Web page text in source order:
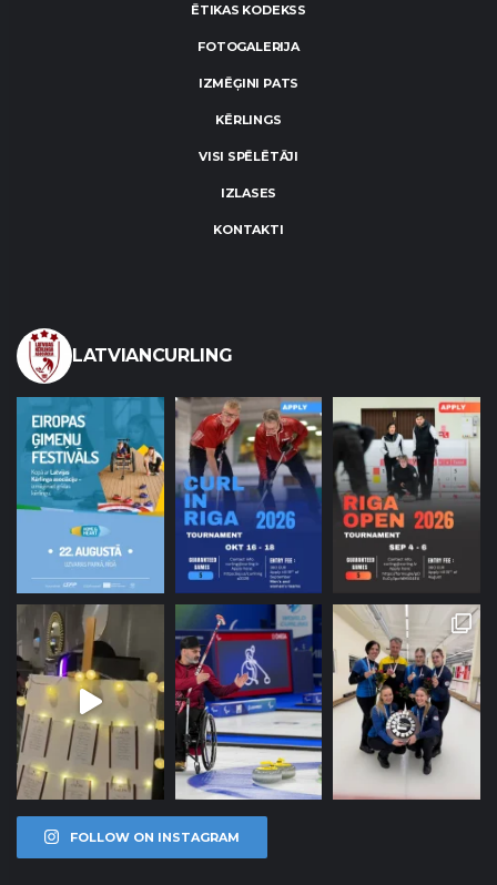
ĒTIKAS KODEKSS
FOTOGALERIJA
IZMĒĢINI PATS
KĒRLINGS
VISI SPĒLĒTĀJI
IZLASES
KONTAKTI
LATVIANCURLING
FOLLOW ON INSTAGRAM